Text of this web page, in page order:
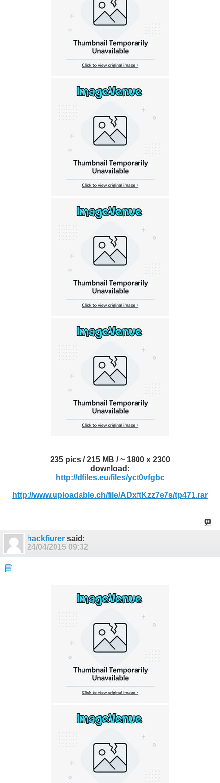
235 pics / 215 MB / ~ 1800 x 2300
download:
http://dfiles.eu/files/yct0vfgbc
http://www.uploadable.ch/file/ADxftKzz7e7s/tp471.rar
hackfiurer said:
24/04/2015 09:32